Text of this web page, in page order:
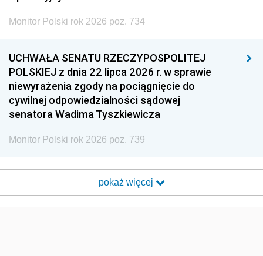
Monitor Polski rok 2026 poz. 734
UCHWAŁA SENATU RZECZYPOSPOLITEJ
POLSKIEJ z dnia 22 lipca 2026 r. w sprawie
niewyrażenia zgody na pociągnięcie do
cywilnej odpowiedzialności sądowej
senatora Wadima Tyszkiewicza
Monitor Polski rok 2026 poz. 739
pokaż więcej